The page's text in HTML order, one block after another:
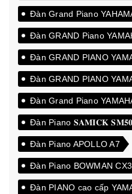
Đàn Grand Piano
Đàn GRAND Piano
Đàn GRAND PIANO
Đàn GRAND PIANO
Đàn Grand Piano
Đàn Piano 𝐒𝐀𝐌𝐈𝐂𝐊
Đàn Piano APOLLO A7
Đàn Piano BOWMAN
Đàn PIANO cao cấp